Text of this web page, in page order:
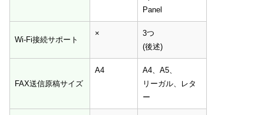
Panel
Wi-Fi接続サポート
×
3つ
(後述)
FAX送信原稿サイズ
A4
A4、A5、
リーガル、レタ
ー